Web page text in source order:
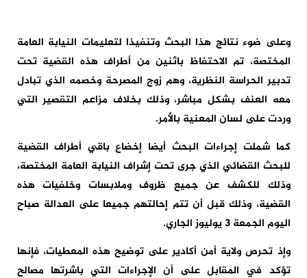
وعلى ضوء نتائج هذا البحث وتنفيذا لتعليمات النيابة العامة
المختصة، تم الاحتفاظ باثنين من أطراف هذه القضية تحت
تدبير الحراسة النظرية، وهم زوج المصرحة وخصمه الذي تبادل
معه العنف بشكل مباشر، وذلك بخلاف مزاعم التقصير التي
وردت على لسان المعنية بالأمر.
كما شملت إجراءات البحث أيضا إخضاع باقي أطراف القضية
للبحث القضائي الذي جرى تحت إشراف النيابة العامة المختصة،
وذلك للكشف عن جميع ظروف وملابسات وخلفيات هذه
القضية، وذلك قبل أن تتم إحالتهم جميعا على العدالة صباح
اليوم الجمعة 3 يوليوز الجاري.
وإذ تحرص ولاية أمن أكادير على توضيح هذه المعطيات، فإنها
تؤكد في المقابل على أن الإجراءات التي باشرتها مصالح